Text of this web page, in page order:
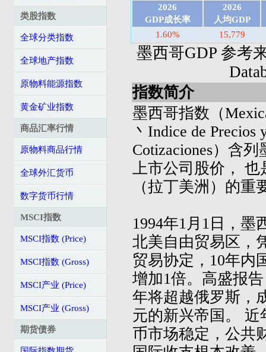
类股指数
全球分类指数
全球地产指数
原物料能源指数
黄金矿业指数
商品汇率行情
原物料商品行情
全球外汇货币
数字货币行情
MSCI指数
MSCI指数 (Price)
MSCI指数 (Gross)
MSCI产业 (Price)
MSCI产业 (Gross)
期货债券
2026
GDP成长率
2026
人均GDP
1.60%
15,779
墨西哥GDP 参考
指数简介
墨西哥指数（
丶Indice de Precios
Cotizaciones）含
上市公司股价， 也
（拉丁美洲）的重
1994年1月1日，墨
北美自由贸易区，
贸易协定，10年内
增加1倍。高盛报
年将超越俄罗斯，
元的新兴帝国。
币市场稳定，公共